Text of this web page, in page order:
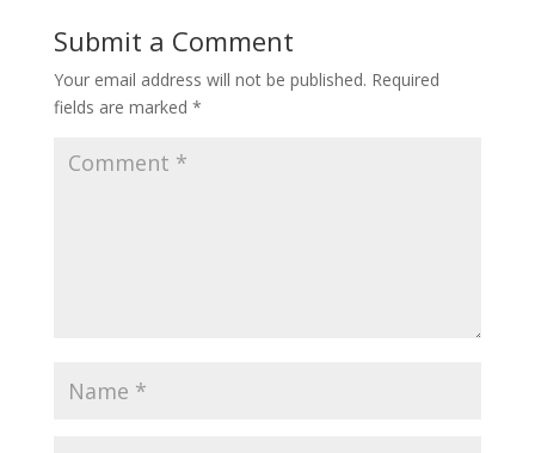
Submit a Comment
Your email address will not be published. Required
fields are marked *